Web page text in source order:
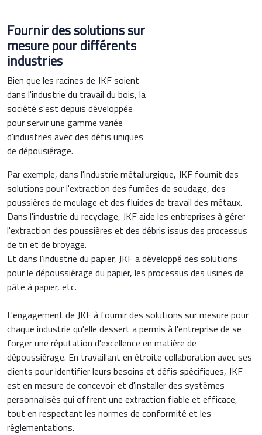
Fournir des solutions sur
mesure pour différents
industries
Bien que les racines de JKF soient
dans l'industrie du travail du bois, la
société s'est depuis développée
pour servir une gamme variée
d'industries avec des défis uniques
de dépousiérage.
Par exemple, dans l'industrie métallurgique, JKF fournit des
solutions pour l'extraction des fumées de soudage, des
poussières de meulage et des fluides de travail des métaux.
Dans l'industrie du recyclage, JKF aide les entreprises à gérer
l'extraction des poussières et des débris issus des processus
de tri et de broyage.
Et dans l'industrie du papier, JKF a développé des solutions
pour le dépoussiérage du papier, les processus des usines de
pâte à papier, etc.
L'engagement de JKF à fournir des solutions sur mesure pour
chaque industrie qu'elle dessert a permis à l'entreprise de se
forger une réputation d'excellence en matière de
dépoussiérage. En travaillant en étroite collaboration avec ses
clients pour identifier leurs besoins et défis spécifiques, JKF
est en mesure de concevoir et d'installer des systèmes
personnalisés qui offrent une extraction fiable et efficace,
tout en respectant les normes de conformité et les
réglementations.